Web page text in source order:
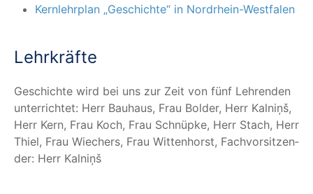
Kern­lehr­plan „Geschich­te“ in Nordrhein-Westfalen
Lehr­kräf­te
Geschich­te wird bei uns zur Zeit von fünf Leh­ren­den
unter­rich­tet: Herr Bau­haus, Frau Bol­der, Herr Kal­niņš,
Herr Kern, Frau Koch, Frau Schnüp­ke, Herr Stach, Herr
Thiel, Frau Wie­chers, Frau Wit­ten­horst, Fach­vor­sit­zen­
der: Herr Kalniņš